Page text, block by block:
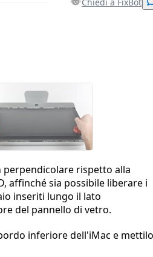
Annulla
perpendicolare rispetto alla
affinché sia possibile liberare i
inseriti lungo il lato
del pannello di vetro.
inferiore dell'iMac e mettilo